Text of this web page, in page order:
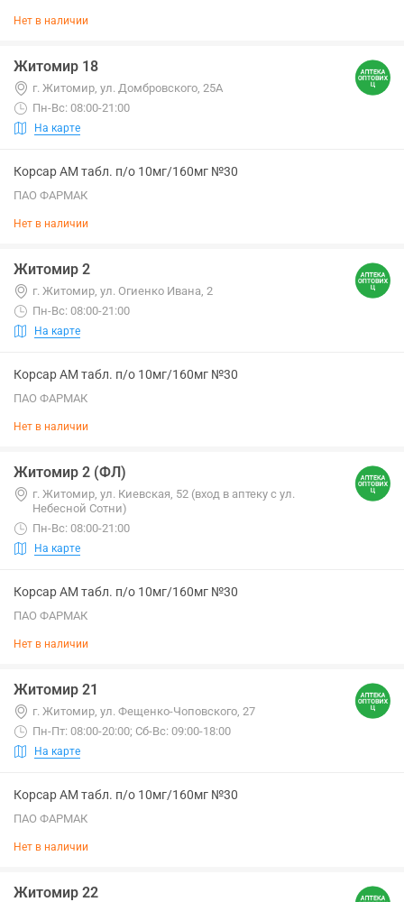
Нет в наличии
Житомир 18
г. Житомир, ул. Домбровского, 25А
Пн-Вс: 08:00-21:00
На карте
Корсар АМ табл. п/о 10мг/160мг №30
ПАО ФАРМАК
Нет в наличии
Житомир 2
г. Житомир, ул. Огиенко Ивана, 2
Пн-Вс: 08:00-21:00
На карте
Корсар АМ табл. п/о 10мг/160мг №30
ПАО ФАРМАК
Нет в наличии
Житомир 2 (ФЛ)
г. Житомир, ул. Киевская, 52 (вход в аптеку с ул.
Небесной Сотни)
Пн-Вс: 08:00-21:00
На карте
Корсар АМ табл. п/о 10мг/160мг №30
ПАО ФАРМАК
Нет в наличии
Житомир 21
г. Житомир, ул. Фещенко-Чоповского, 27
Пн-Пт: 08:00-20:00; Сб-Вс: 09:00-18:00
На карте
Корсар АМ табл. п/о 10мг/160мг №30
ПАО ФАРМАК
Нет в наличии
Житомир 22